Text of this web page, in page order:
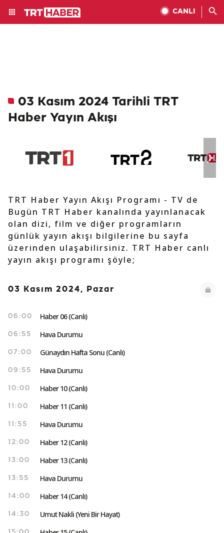
CANLI
03 Kasım 2024 Tarihli TRT
Haber Yayın Akışı
TRT Haber Yayın Akışı Programı - TV de
Bugün TRT Haber kanalında yayınlanacak
olan dizi, film ve diğer programların
günlük yayın akışı bilgilerine bu sayfa
üzerinden ulaşabilirsiniz. TRT Haber canlı
yayın akışı programı şöyle;
03 Kasım 2024, Pazar
06:00 Haber 06 (Canlı)
06:55 Hava Durumu
07:00 Günaydın Hafta Sonu (Canlı)
09:55 Hava Durumu
10:00 Haber 10 (Canlı)
11:00 Haber 11 (Canlı)
11:55 Hava Durumu
12:00 Haber 12 (Canlı)
13:00 Haber 13 (Canlı)
13:55 Hava Durumu
14:00 Haber 14 (Canlı)
14:30 Umut Nakli (Yeni Bir Hayat)